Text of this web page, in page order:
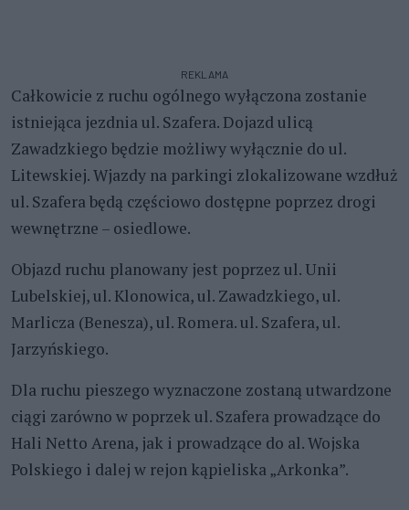
REKLAMA
Całkowicie z ruchu ogólnego wyłączona zostanie
istniejąca jezdnia ul. Szafera. Dojazd ulicą
Zawadzkiego będzie możliwy wyłącznie do ul.
Litewskiej. Wjazdy na parkingi zlokalizowane wzdłuż
ul. Szafera będą częściowo dostępne poprzez drogi
wewnętrzne – osiedlowe.
Objazd ruchu planowany jest poprzez ul. Unii
Lubelskiej, ul. Klonowica, ul. Zawadzkiego, ul.
Marlicza (Benesza), ul. Romera. ul. Szafera, ul.
Jarzyńskiego.
Dla ruchu pieszego wyznaczone zostaną utwardzone
ciągi zarówno w poprzek ul. Szafera prowadzące do
Hali Netto Arena, jak i prowadzące do al. Wojska
Polskiego i dalej w rejon kąpieliska „Arkonka”.